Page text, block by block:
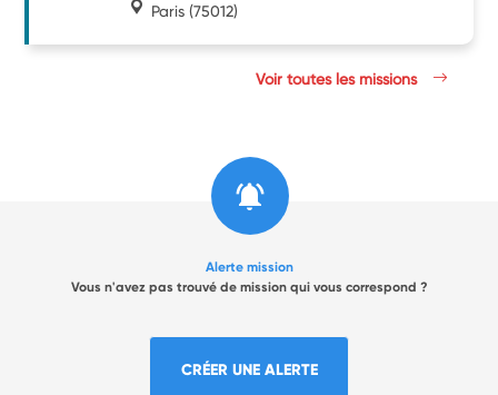
Paris (75012)
Voir toutes les missions
Alerte mission
Vous n'avez pas trouvé de mission qui vous correspond ?
CRÉER UNE ALERTE